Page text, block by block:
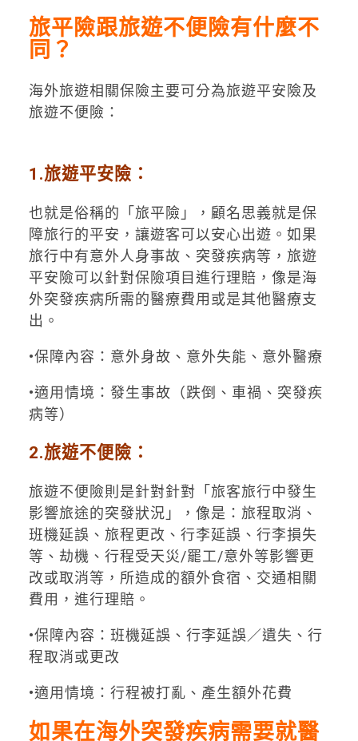
旅平險跟旅遊不便險有什麼不
同？
海外旅遊相關保險主要可分為旅遊平安險及
旅遊不便險：
1.旅遊平安險：
也就是俗稱的「旅平險」，顧名思義就是保
障旅行的平安，讓遊客可以安心出遊。如果
旅行中有意外人身事故、突發疾病等，旅遊
平安險可以針對保險項目進行理賠，像是海
外突發疾病所需的醫療費用或是其他醫療支
出。
•保障內容：意外身故、意外失能、意外醫療
•適用情境：發生事故（跌倒、車禍、突發疾
病等）
2.旅遊不便險：
旅遊不便險則是針對針對「旅客旅行中發生
影響旅途的突發狀況」，像是：旅程取消、
班機延誤、旅程更改、行李延誤、行李損失
等、劫機、行程受天災/罷工/意外等影響更
改或取消等，所造成的額外食宿、交通相關
費用，進行理賠。
•保障內容：班機延誤、行李延誤／遺失、行
程取消或更改
•適用情境：行程被打亂、產生額外花費
如果在海外突發疾病需要就醫